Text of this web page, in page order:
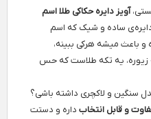
آویز دایره حکاکی طلا اسم
ساده و شیک که اسم
باعث میشه هرکی ببینه،
یه تکه طلاست که حس
سنگین و لاکچری داشته باشی؟
و قابل انتخاب داره و دستت